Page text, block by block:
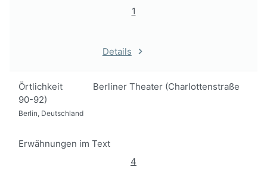
1
Details
Örtlichkeit
Berliner Theater (Charlottenstraße
90-92)
Berlin, Deutschland
Erwähnungen im Text
4